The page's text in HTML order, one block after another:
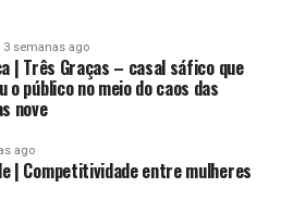
3 semanas ago
| Três Graças – casal sáfico que
o público no meio do caos das
nove
ago
| Competitividade entre mulheres